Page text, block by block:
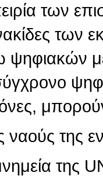
των
των
εντός